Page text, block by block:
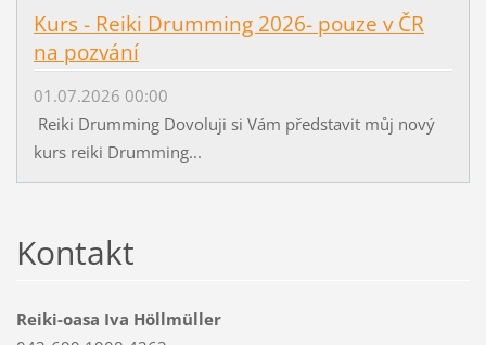
Kurs - Reiki Drumming 2026- pouze v ČR
na pozvání
01.07.2026 00:00
Reiki Drumming Dovoluji si Vám představit můj nový
kurs reiki Drumming...
Kontakt
Reiki-oasa Iva Höllmüller